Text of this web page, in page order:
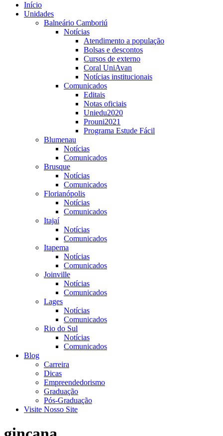
Início
Unidades
Balneário Camboriú
Notícias
Atendimento a população
Bolsas e descontos
Cursos de externo
Coral UniAvan
Notícias institucionais
Comunicados
Editais
Notas oficiais
Uniedu2020
Prouni2021
Programa Estude Fácil
Blumenau
Notícias
Comunicados
Brusque
Notícias
Comunicados
Florianópolis
Notícias
Comunicados
Itajaí
Notícias
Comunicados
Itapema
Notícias
Comunicados
Joinville
Notícias
Comunicados
Lages
Notícias
Comunicados
Rio do Sul
Notícias
Comunicados
Blog
Carreira
Dicas
Empreendedorismo
Graduação
Pós-Graduação
Visite Nosso Site